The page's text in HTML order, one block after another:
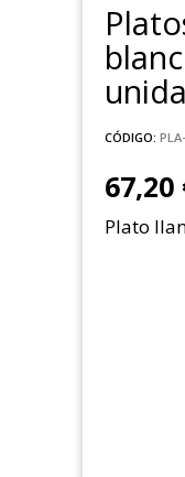
CÓDIGO:
67,20
Plato